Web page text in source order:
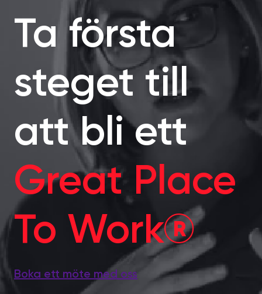
Ta första
steget till
att bli ett
Great Place
To Work®
Boka ett möte med oss